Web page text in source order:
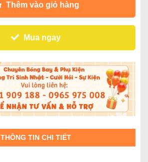
Thêm vào giỏ hàng
Mua ngay
THÔNG TIN CHI TIẾT